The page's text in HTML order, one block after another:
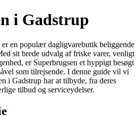
i Gadstrup
er en populær dagligvarebutik beliggende
sit brede udvalg af friske varer, venligt
er Superbrugsen et hyppigt besøgt
som tilrejsende. I denne guide vil vi
i Gadstrup har at tilbyde, fra deres
tilbud og serviceydelser.